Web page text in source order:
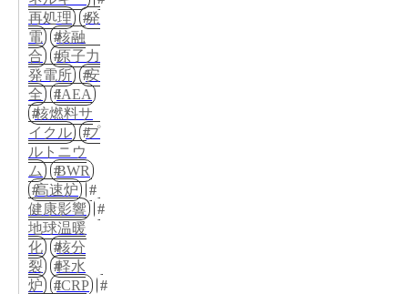
再処理
発
電
核融
合
原子力
発電所
安
全
IAEA
核燃料サ
イクル
プ
ルトニウ
ム
BWR
高速炉
健康影響
地球温暖
化
核分
裂
軽水
炉
ICRP